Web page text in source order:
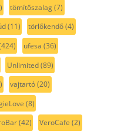
tömítőszalag(7)
(11) törlőkendő(4)
ufesa (36)
Unlimited(89)
vajtartó(20)
(8)
(42) VeroCafe (2)